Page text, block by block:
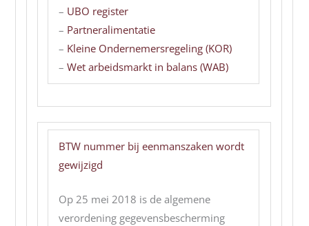
– UBO register
– Partneralimentatie
– Kleine Ondernemersregeling (KOR)
– Wet arbeidsmarkt in balans (WAB)
BTW nummer bij eenmanszaken wordt
gewijzigd
Op 25 mei 2018 is de algemene
verordening gegevensbescherming